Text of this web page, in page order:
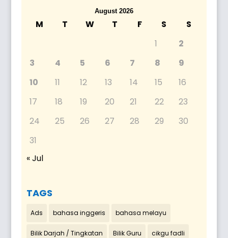
August 2026
M T W T F S
S
1
2
3
4 5 6 7 8
9
10
11 12 13 14 15
16
17
18 19 20 21 22
23
24
25 26 27 28 29
30
31
« Jul
TAGS
Ads bahasa inggeris bahasa melayu
Bilik Darjah / Tingkatan Bilik Guru cikgu fadli